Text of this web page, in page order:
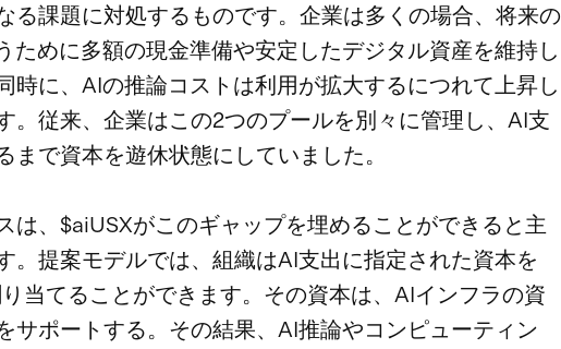
る課題に対処するものです。企業は多くの場合、将来の
ために多額の現金準備や安定したデジタル資産を維持し
時に、AIの推論コストは利用が拡大するにつれて上昇し
。従来、企業はこの2つのプールを別々に管理し、AI支
まで資本を遊休状態にしていました。
は、$aiUSXがこのギャップを埋めることができると主
。提案モデルでは、組織はAI支出に指定された資本を
当てることができます。その資本は、AIインフラの資
サポートする。その結果、AI推論やコンピューティン